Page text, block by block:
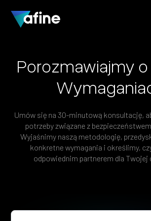
Porozmawiajmy o
Umów się na 30-minutową konsultację,
potrzebyzwiązane z bezpieczeństwem
Wyjaśnimy naszą metodologię,
konkretne wymagania i określimy,
odpowiednim partnerem dla Twojej